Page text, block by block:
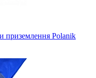
приземлення Polanik